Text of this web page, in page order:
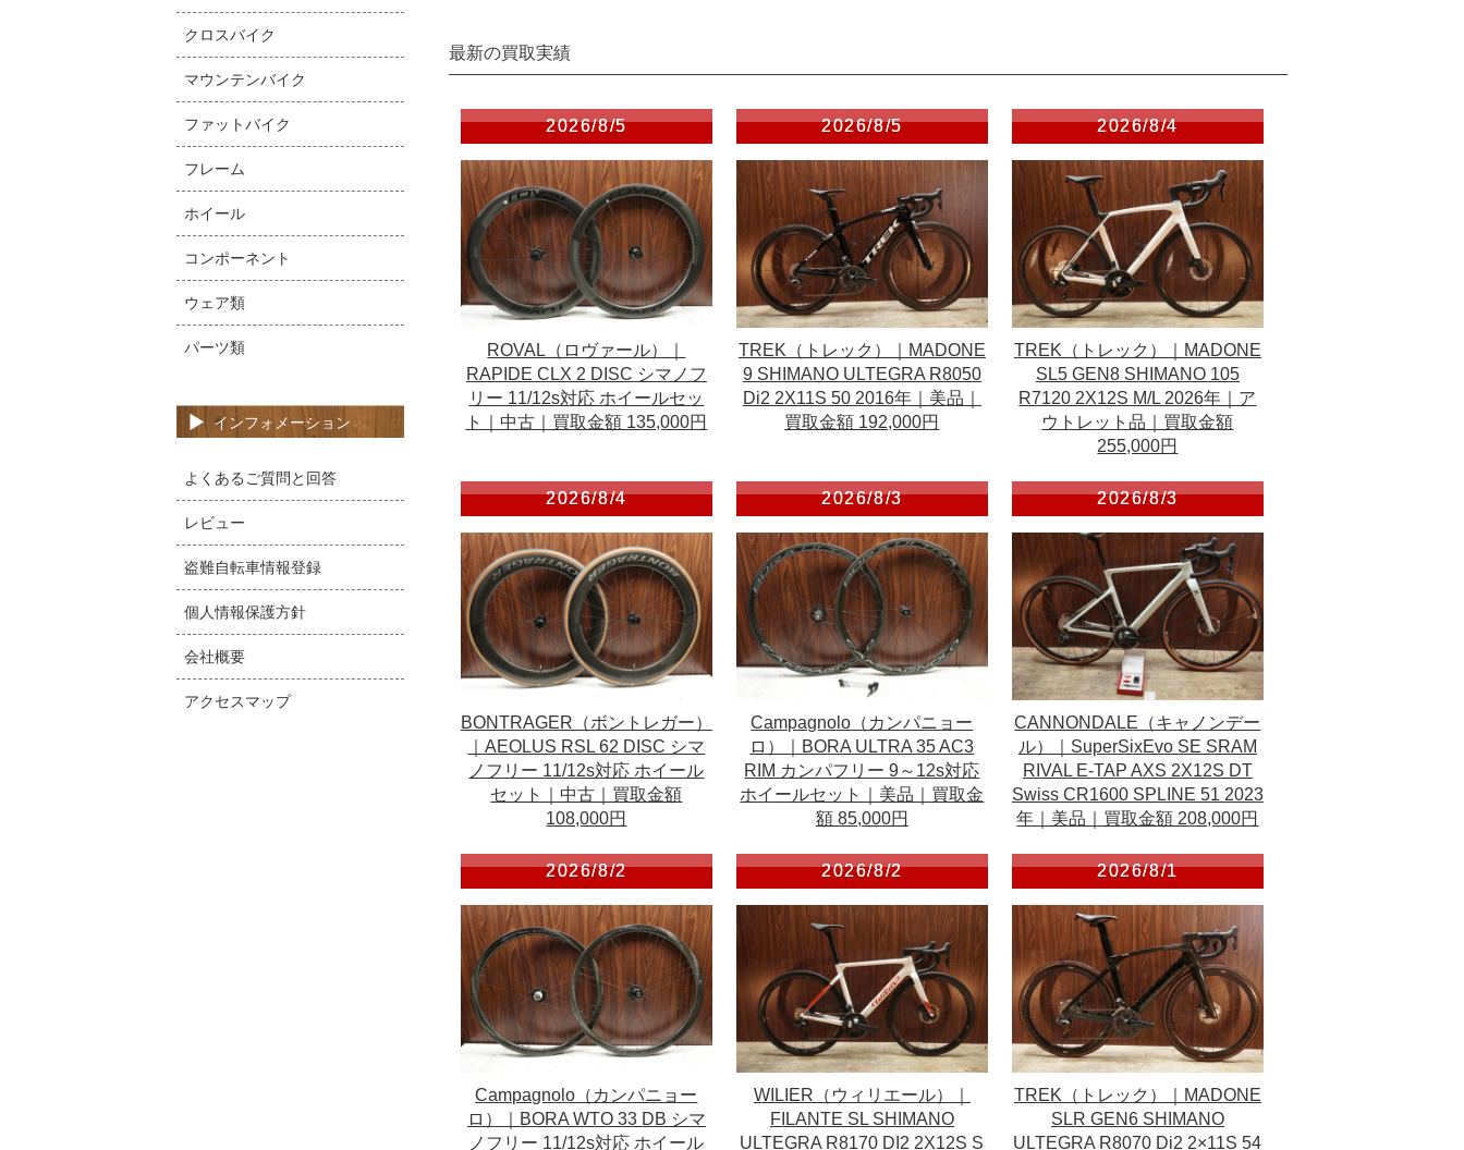
最新の買取実績
2026/8/5
ROVAL（ロヴァール）｜
RAPIDE CLX 2 DISC シマノフ
リー 11/12s対応 ホイールセッ
ト｜中古｜買取金額 135,000円
2026/8/5
TREK（トレック）｜MADONE
9 SHIMANO ULTEGRA R8050
Di2 2X11S 50 2016年｜美品｜
買取金額 192,000円
2026/8/4
TREK（トレック）｜MADONE
SL5 GEN8 SHIMANO 105
R7120 2X12S M/L 2026年｜ア
ウトレット品｜買取金額
255,000円
2026/8/4
BONTRAGER（ボントレガー）
｜AEOLUS RSL 62 DISC シマ
ノフリー 11/12s対応 ホイール
セット｜中古｜買取金額
108,000円
2026/8/3
Campagnolo（カンパニョー
ロ）｜BORA ULTRA 35 AC3
RIM カンパフリー 9～12s対応
ホイールセット｜美品｜買取金
額 85,000円
2026/8/3
CANNONDALE（キャノンデー
ル）｜SuperSixEvo SE SRAM
RIVAL E-TAP AXS 2X12S DT
Swiss CR1600 SPLINE 51 2023
年｜美品｜買取金額 208,000円
2026/8/2
Campagnolo（カンパニョー
ロ）｜BORA WTO 33 DB シマ
ノフリー 11/12s対応 ホイール
2026/8/2
WILIER（ウィリエール）｜
FILANTE SL SHIMANO
ULTEGRA R8170 DI2 2X12S S
2026/8/1
TREK（トレック）｜MADONE
SLR GEN6 SHIMANO
ULTEGRA R8070 Di2 2×11S 54
クロスバイク
マウンテンバイク
ファットバイク
フレーム
ホイール
コンポーネント
ウェア類
パーツ類
インフォメーション
よくあるご質問と回答
レビュー
盗難自転車情報登録
個人情報保護方針
会社概要
アクセスマップ